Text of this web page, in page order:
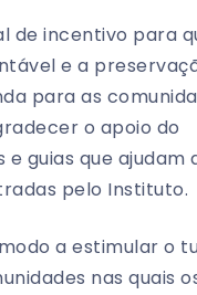
de incentivo para
e a
para as
o apoio do
guias que ajudam
pelo Instituto.
a estimular o
nas quais